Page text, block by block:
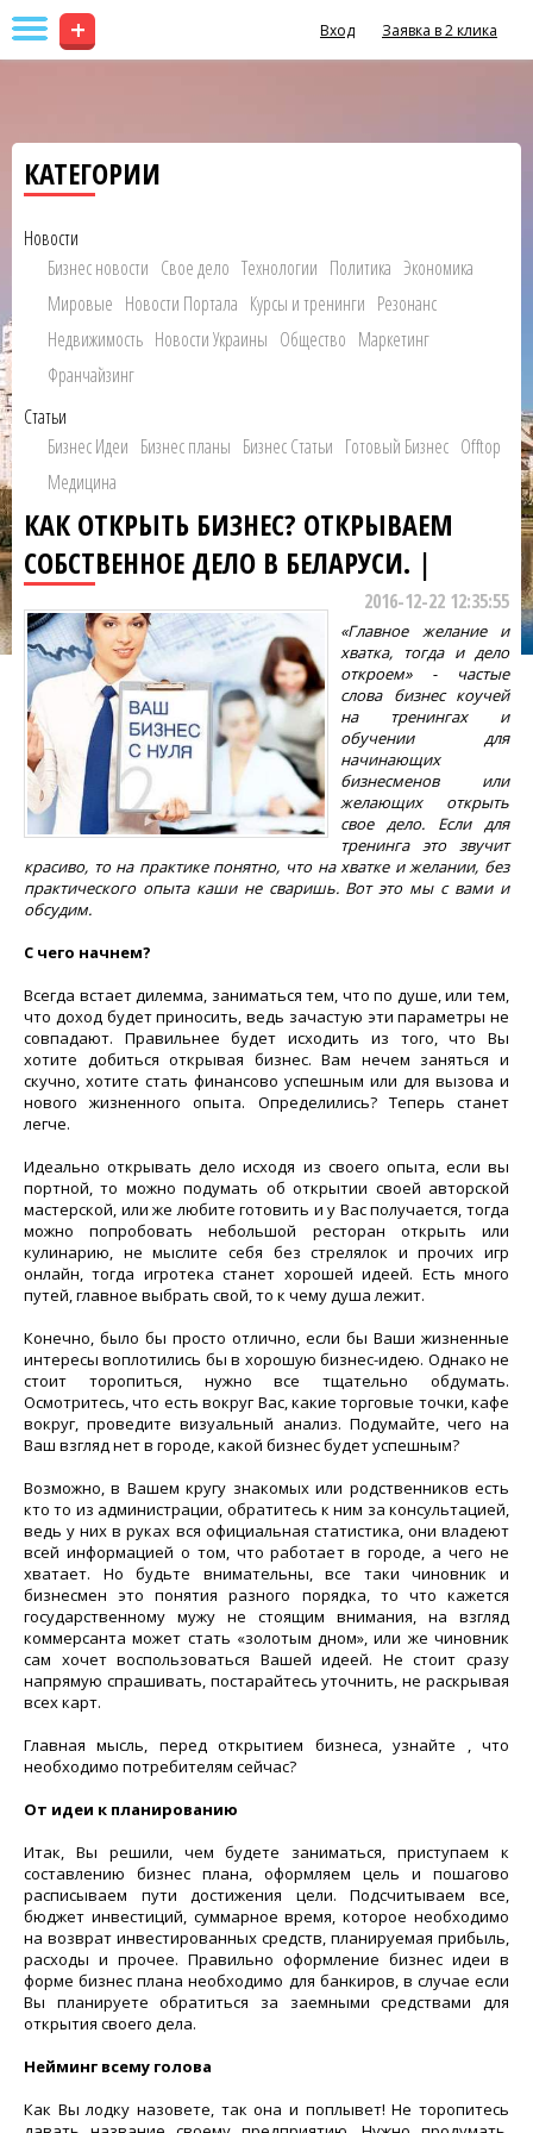
+ Вход Заявка в 2 клика
КАТЕГОРИИ
Новости
Бизнес новости Свое дело Технологии Политика Экономика
Мировые Новости Портала Курсы и тренинги Резонанс
Недвижимость Новости Украины Общество Маркетинг
Франчайзинг
Статьи
Бизнес Идеи Бизнес планы Бизнес Статьи Готовый Бизнес Offtop
Медицина
КАК ОТКРЫТЬ БИЗНЕС? ОТКРЫВАЕМ
СОБСТВЕННОЕ ДЕЛО В БЕЛАРУСИ. |
2016-12-22 12:35:55
«Главное желание и
хватка, тогда и дело
откроем» - частые
слова бизнес коучей
на тренингах и
обучении для
начинающих
бизнесменов или
желающих открыть
свое дело. Если для
тренинга это звучит
красиво, то на практике понятно, что на хватке и желании, без
практического опыта каши не сваришь. Вот это мы с вами и
обсудим.
С чего начнем?
Всегда встает дилемма, заниматься тем, что по душе, или тем,
что доход будет приносить, ведь зачастую эти параметры не
совпадают. Правильнее будет исходить из того, что Вы
хотите добиться открывая бизнес. Вам нечем заняться и
скучно, хотите стать финансово успешным или для вызова и
нового жизненного опыта. Определились? Теперь станет
легче.
Идеально открывать дело исходя из своего опыта, если вы
портной, то можно подумать об открытии своей авторской
мастерской, или же любите готовить и у Вас получается, тогда
можно попробовать небольшой ресторан открыть или
кулинарию, не мыслите себя без стрелялок и прочих игр
онлайн, тогда игротека станет хорошей идеей. Есть много
путей, главное выбрать свой, то к чему душа лежит.
Конечно, было бы просто отлично, если бы Ваши жизненные
интересы воплотились бы в хорошую бизнес-идею. Однако не
стоит торопиться, нужно все тщательно обдумать.
Осмотритесь, что есть вокруг Вас, какие торговые точки, кафе
вокруг, проведите визуальный анализ. Подумайте, чего на
Ваш взгляд нет в городе, какой бизнес будет успешным?
Возможно, в Вашем кругу знакомых или родственников есть
кто то из администрации, обратитесь к ним за консультацией,
ведь у них в руках вся официальная статистика, они владеют
всей информацией о том, что работает в городе, а чего не
хватает. Но будьте внимательны, все таки чиновник и
бизнесмен это понятия разного порядка, то что кажется
государственному мужу не стоящим внимания, на взгляд
коммерсанта может стать «золотым дном», или же чиновник
сам хочет воспользоваться Вашей идеей. Не стоит сразу
напрямую спрашивать, постарайтесь уточнить, не раскрывая
всех карт.
Главная мысль, перед открытием бизнеса, узнайте , что
необходимо потребителям сейчас?
От идеи к планированию
Итак, Вы решили, чем будете заниматься, приступаем к
составлению бизнес плана, оформляем цель и пошагово
расписываем пути достижения цели. Подсчитываем все,
бюджет инвестиций, суммарное время, которое необходимо
на возврат инвестированных средств, планируемая прибыль,
расходы и прочее. Правильно оформление бизнес идеи в
форме бизнес плана необходимо для банкиров, в случае если
Вы планируете обратиться за заемными средствами для
открытия своего дела.
Нейминг всему голова
Как Вы лодку назовете, так она и поплывет! Не торопитесь